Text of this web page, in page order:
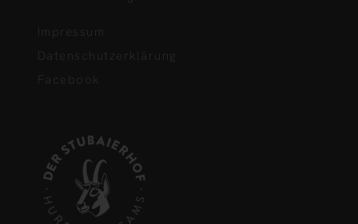
Impressum
Datenschutzerklärung
Facebook